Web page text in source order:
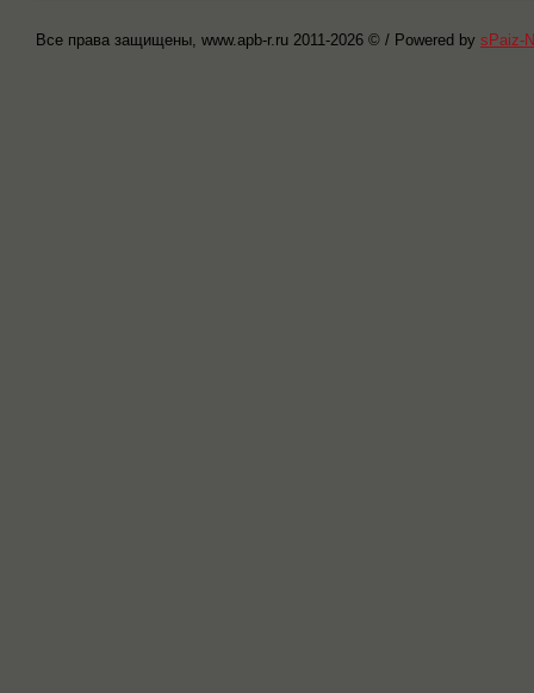
Все права защищены, www.apb-r.ru 2011-2026 © / Powered by sPaiz-